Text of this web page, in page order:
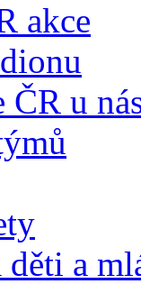
akce
ČR u
děti a